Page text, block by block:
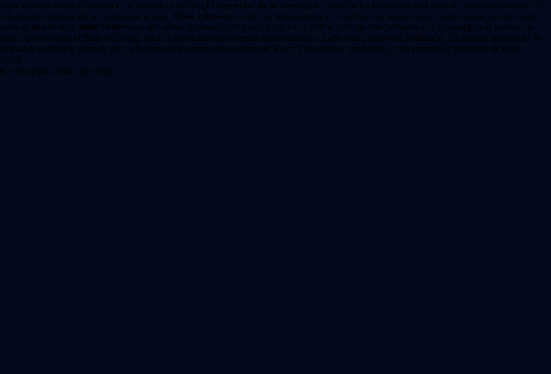
que muchos encantó su obra en el episodio anterior (El despertar de la fuerza ), recordando las fantásticas películas de finales de los años 70
diferente de la habitual en la saga. Rian Johnson, el director del episodio VIII no lleva un bagaje muy extenso, pero sus anteriores
muerte de Carrie Fisher este año realza la emoción de poderla ver en su última película interpretando a su personaje más famoso, la
de cómo será el final de la saga, para el que deberemos esperar como mínimo un año más para poder disfrutarlo. La muerte inesperada de
sabor agridulce, pero da paso a las nuevas aventuras que recorrerán Rey y Chewbacca, entre otros, y en especial la aparición de Luke
y compañía, solo cabe decir: